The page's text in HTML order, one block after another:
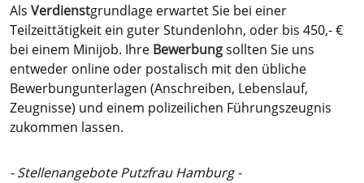
AlsVerdienstgrundlage erwartet Sie bei einer
Teilzeittätigkeit ein guter Stundenlohn, oder bis 450,- €
bei einem Minijob. Ihre Bewerbungsollten Sie uns
entweder online oder postalisch mit den übliche
Bewerbungunterlagen (Anschreiben, Lebenslauf,
Zeugnisse) und einem polizeilichen Führungszeugnis
zukommen lassen.
- Stellenangebote Putzfrau Hamburg -